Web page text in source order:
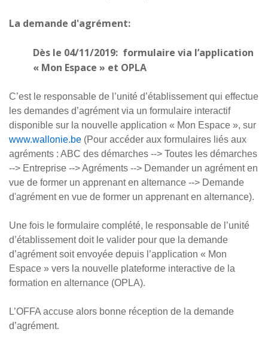
La demande d'agrément:
Dès le 04/11/2019: formulaire via l’application
« Mon Espace » et OPLA
C’est le responsable de l’unité d’établissement qui effectue
les demandes d’agrément via un formulaire interactif
disponible sur la nouvelle application « Mon Espace », sur
www.wallonie.be (Pour accéder aux formulaires liés aux
agréments : ABC des démarches --> Toutes les démarches
--> Entreprise --> Agréments --> Demander un agrément en
vue de former un apprenant en alternance --> Demande
d'agrément en vue de former un apprenant en alternance).
Une fois le formulaire complété, le responsable de l’unité
d’établissement doit le valider pour que la demande
d’agrément soit envoyée depuis l’application « Mon
Espace » vers la nouvelle plateforme interactive de la
formation en alternance (OPLA).
L’OFFA accuse alors bonne réception de la demande
d’agrément.